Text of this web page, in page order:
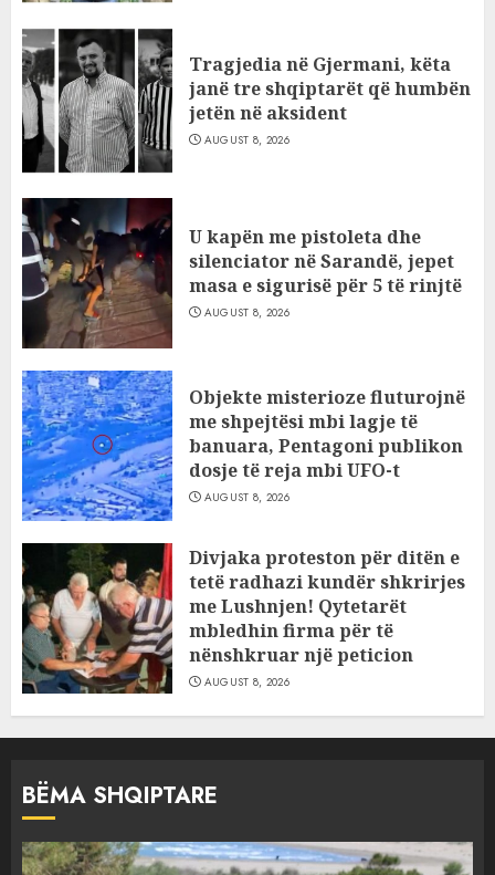
Tragjedia në Gjermani, këta
janë tre shqiptarët që humbën
jetën në aksident
AUGUST 8, 2026
U kapën me pistoleta dhe
silenciator në Sarandë, jepet
masa e sigurisë për 5 të rinjtë
AUGUST 8, 2026
Objekte misterioze fluturojnë
me shpejtësi mbi lagje të
banuara, Pentagoni publikon
dosje të reja mbi UFO-t
AUGUST 8, 2026
Divjaka proteston për ditën e
tetë radhazi kundër shkrirjes
me Lushnjen! Qytetarët
mbledhin firma për të
nënshkruar një peticion
AUGUST 8, 2026
BËMA SHQIPTARE